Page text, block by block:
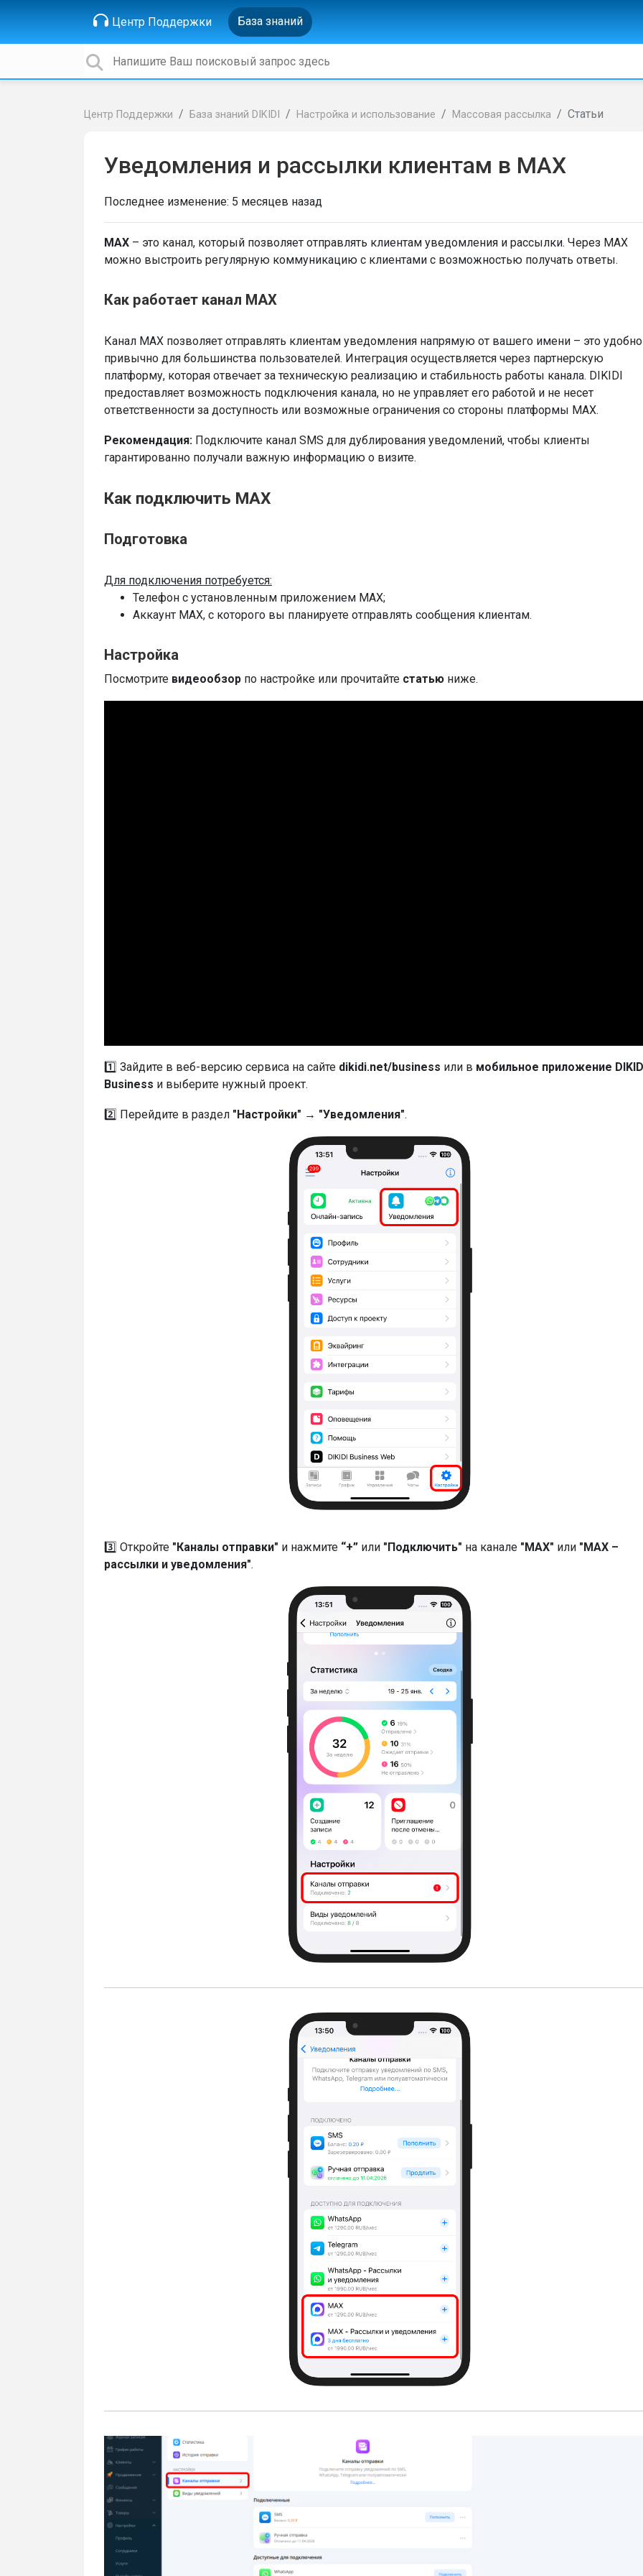
Центр Поддержки База знаний
Центр Поддержки База знаний DIKIDI Настройка и использование Массовая рассылка Статьи
Уведомления и рассылки клиентам в MAX
Последнее изменение: 5 месяцев назад
MAX – это канал, который позволяет отправлять клиентам уведомления и рассылки. Через MAX
можно выстроить регулярную коммуникацию с клиентами с возможностью получать ответы.
Как работает канал MAX
Канал MAX позволяет отправлять клиентам уведомления напрямую от вашего имени – это
привычно для большинства пользователей. Интеграция осуществляется через партнерскую
платформу, которая отвечает за техническую реализацию и стабильность работы канала. DIKIDI
предоставляет возможность подключения канала, но не управляет его работой и не несет
ответственности за доступность или возможные ограничения со стороны платформы MAX.
Рекомендация: Подключите канал SMS для дублирования уведомлений, чтобы клиенты
гарантированно получали важную информацию о визите.
Как подключить MAX
Подготовка
Для подключения потребуется:
Телефон с установленным приложением MAX;
Аккаунт MAX, с которого вы планируете отправлять сообщения клиентам.
Настройка
Посмотрите видеообзор по настройке или прочитайте статью ниже.
1️⃣ Зайдите в веб-версию сервиса на сайте dikidi.net/business или в мобильное приложение
Business и выберите нужный проект.
2️⃣ Перейдите в раздел "Настройки" → "Уведомления".
3️⃣ Откройте "Каналы отправки" и нажмите “+” или "Подключить" на канале "MAX" или "MAX –
рассылки и уведомления".